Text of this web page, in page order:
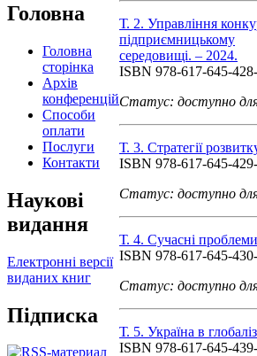
Головна
Головна
сторінка
Архів
конференцій
Способи
оплати
Послуги
Контакти
Наукові
видання
Електронні версії
виданих книг
Підписка
Т. 2. Управління
підприємницькому
середовищі. – 2024.
ISBN 978-617-645-
Статус: доступно
Т. 3. Стратегії
ISBN 978-617-645-
Статус: доступно
Т. 4. Сучасні
ISBN 978-617-645-
Статус: доступно
Т. 5. Україна в
ISBN 978-617-645-